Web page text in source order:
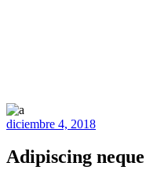
diciembre 4, 2018
Adipiscing neque